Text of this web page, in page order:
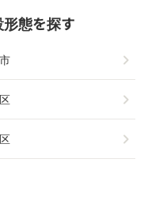
態を探す
chevron_right
chevron_right
chevron_right